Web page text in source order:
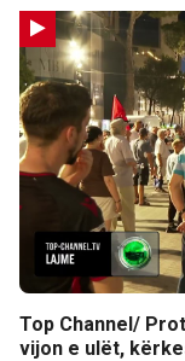
Top Channel/
vijon e ulët,